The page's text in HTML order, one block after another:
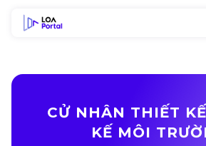
CỬ NHÂN THIẾT
KẾ MÔI